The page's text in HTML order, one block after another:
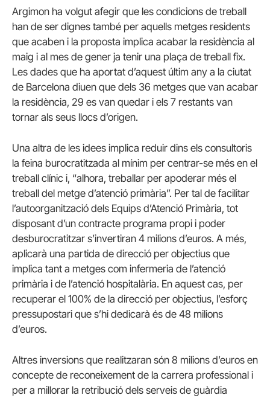
Argimon ha volgut afegir que les condicions de treball
han de ser dignes també per aquells metges residents
que acaben i la proposta implica acabar la residència al
maig i al mes de gener ja tenir una plaça de treball fix.
Les dades que ha aportat d’aquest últim any a la ciutat
de Barcelona diuen que dels 36 metges que van acabar
la residència, 29 es van quedar i els 7 restants van
tornar als seus llocs d’origen.
Una altra de les idees implica reduir dins els consultoris
la feina burocratitzada al mínim per centrar-se més en el
treball clínic i, “alhora, treballar per apoderar més el
treball del metge d’atenció primària”. Per tal de facilitar
l’autoorganització dels Equips d’Atenció Primària, tot
disposant d’un contracte programa propi i poder
desburocratitzar s’invertiran 4 milions d’euros. A més,
aplicarà una partida de direcció per objectius que
implica tant a metges com infermeria de l’atenció
primària i de l’atenció hospitalària. En aquest cas, per
recuperar el 100% de la direcció per objectius, l’esforç
pressupostari que s’hi dedicarà és de 48 milions
d’euros.
Altres inversions que realitzaran són 8 milions d’euros en
concepte de reconeixement de la carrera professional i
per a millorar la retribució dels serveis de guàrdia